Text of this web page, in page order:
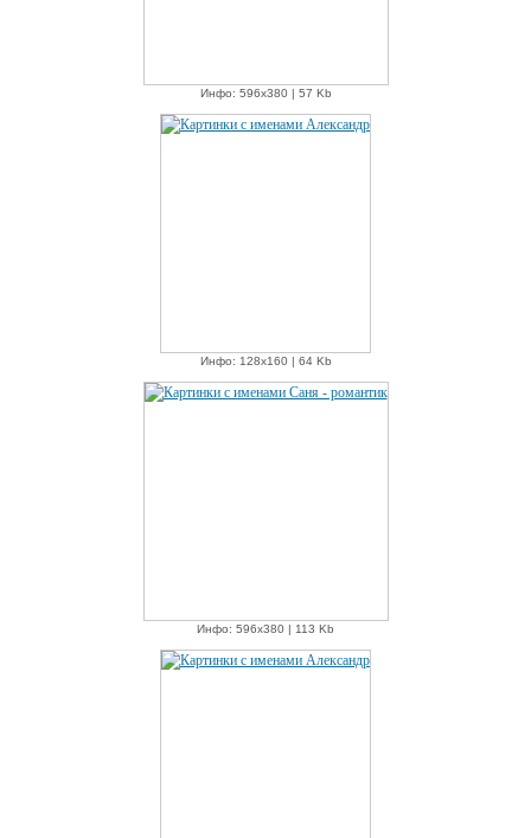
Инфо: 596х380 | 57 Kb
Инфо: 128х160 | 64 Kb
Инфо: 596х380 | 113 Kb